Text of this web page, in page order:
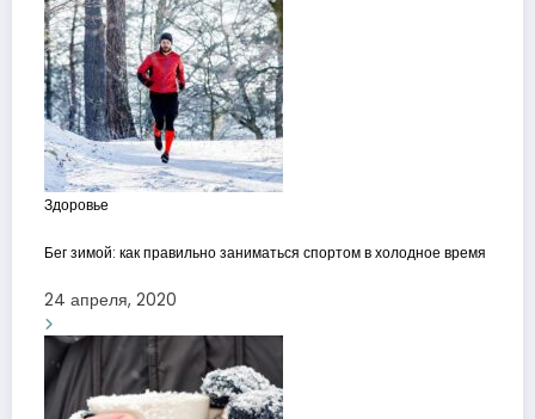
Здоровье
Бег зимой: как правильно заниматься спортом в холодное время
24 апреля, 2020